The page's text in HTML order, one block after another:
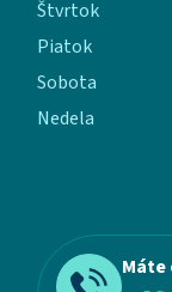
Štvrtok
Piatok
Sobota
Nedela
Máte